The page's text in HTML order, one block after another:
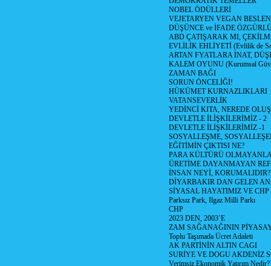
NOBEL ÖDÜLLERİ
VEJETARYEN VEGAN
DÜŞÜNCE ve İFADE
ABD ÇATIŞARAK MI,
EVLİLİK EHLİYETİ (Evlilik de
ARTAN FYATLARA İNAT,
KALEM OYUNU (Kurumsal
ZAMAN BAĞI
SORUN ÖNCELİĞİ!
HÜKÜMET KURNAZLIKLARI
VATANSEVERLİK
YEDİNCİ KITA, NEREDE
DEVLETLE İLİŞKİLERİMİZ - 2
DEVLETLE İLİŞKİLERİMİZ -1
SOSYALLEŞME,
EĞİTİMİN ÇIKTISI NE?
PARA KÜLTÜRÜ
ÜRETİME DAYANMAYAN
İNSAN NEYİ, KORUMALIDIR?
DİYARBAKIR DAN GELEN
SİYASAL HAYATIMIZ VE CHP
Parksız Park, Ilgaz Milli Parkı
CHP
2023 DEN, 2003’E
ZAM SAĞANAĞININ
Toplu Taşımada Ücret Adaleti
AK PARTİNİN ALTIN CAGI
SURİYE VE DOGU AKDENİZ
Verimsiz Ekonomik Yatırım Nedir?